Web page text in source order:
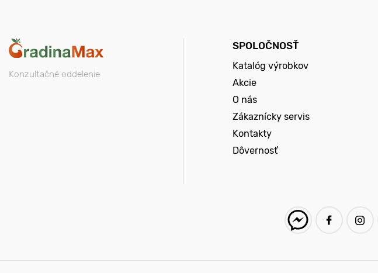
Konzultačné oddelenie
SPOLOČNOSŤ
Katalóg výrobkov
Akcie
O nás
Zákaznícky servis
Kontakty
Dôvernosť